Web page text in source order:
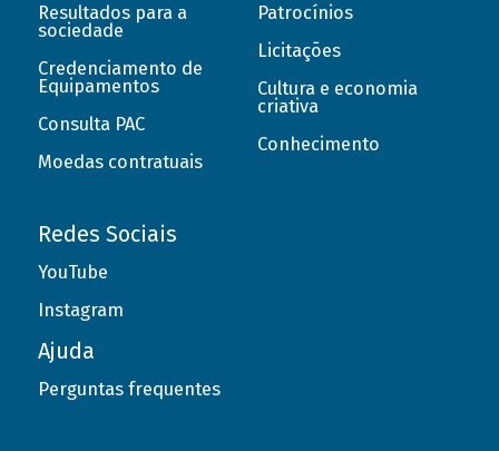
Resultados para a
sociedade
Credenciamento de
Equipamentos
Consulta PAC
Moedas contratuais
Patrocínios
Licitações
Cultura e economia
criativa
Conhecimento
Redes Sociais
YouTube
Instagram
Ajuda
Perguntas frequentes